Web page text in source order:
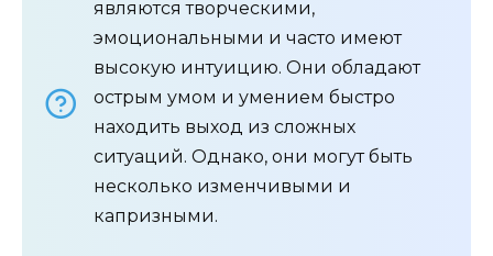
являются творческими,
эмоциональными и часто имеют
высокую интуицию. Они обладают
острым умом и умением быстро
находить выход из сложных
ситуаций. Однако, они могут быть
несколько изменчивыми и
капризными.